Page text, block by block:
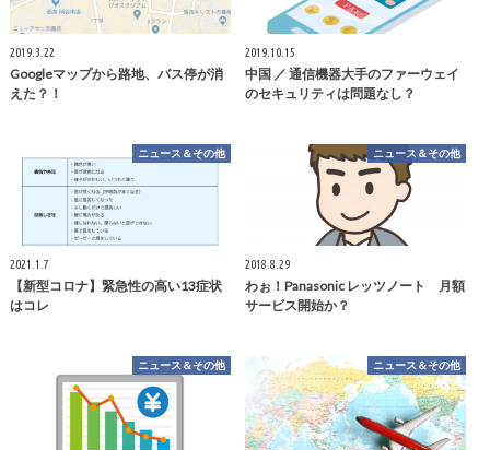
2019.3.22
Googleマップから路地、バス停が消
えた？！
2019.10.15
中国 ／ 通信機器大手のファーウェイ
のセキュリティは問題なし？
ニュース＆その他
2021.1.7
【新型コロナ】緊急性の高い13症状
はコレ
ニュース＆その他
2018.8.29
わぉ！Panasonic レッツノート 月額
サービス開始か？
ニュース＆その他 ニュース＆その他